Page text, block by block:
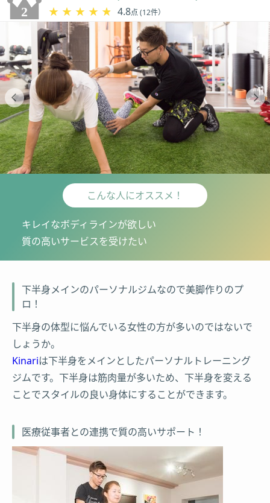
★★★★★
★★★★★ 4.8点 (12件）
こんな人にオススメ！
キレイなボディラインが欲しい
質の高いサービスを受けたい
下半身メインのパーソナルジムなので美脚作りのプ
ロ！
下半身の体型に悩んでいる女性の方が多いのではないで
しょうか。
Kinariは下半身をメインとしたパーソナルトレーニング
ジムです。下半身は筋肉量が多いため、下半身を変える
ことでスタイルの良い身体にすることができます。
医療従事者との連携で質の高いサポート！